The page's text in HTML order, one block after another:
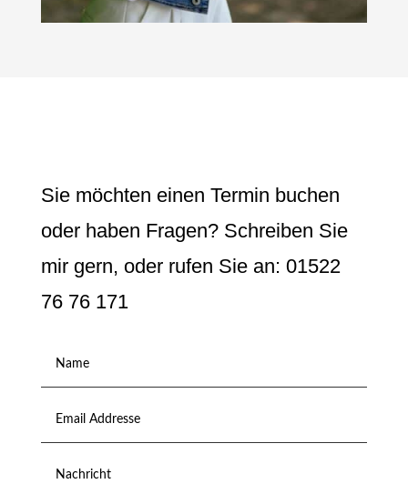
Sie möchten einen Termin buchen
oder haben Fragen? Schreiben Sie
mir gern, oder rufen Sie an: 01522
76 76 171